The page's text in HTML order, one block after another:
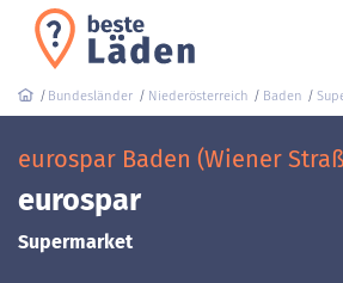
Bundesländer Niederösterreich Baden
eurospar Baden (Wiener
eurospar
Supermarket